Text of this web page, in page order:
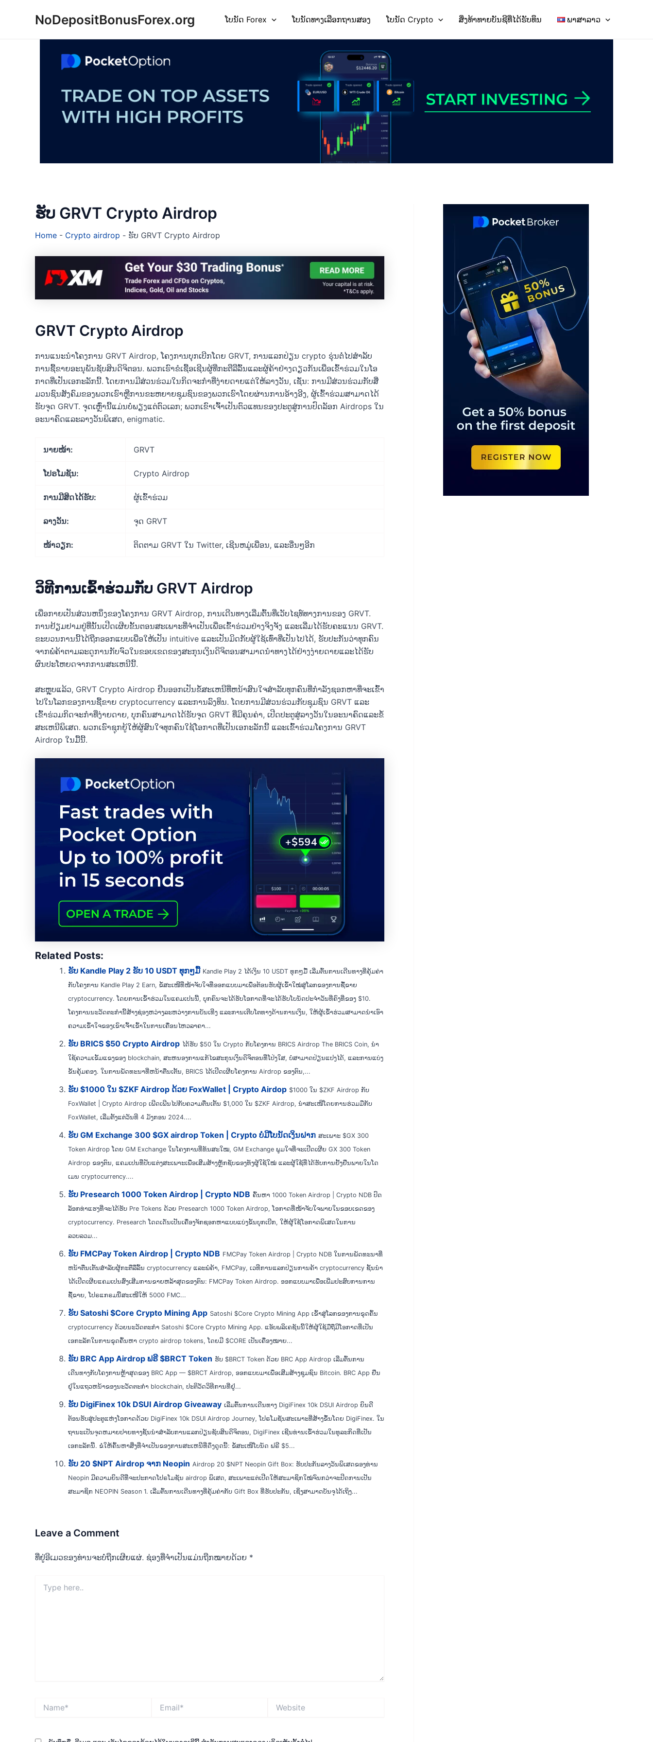
NoDepositBonusForex.org ໂບນັດ Forex ໂບນັດທາງເລືອກຖານສອງ ໂບນັດ Crypto ສິ່ງທ້າທາຍບັນຊີທີ່ໄດ້ຮັບທຶນ ພາສາລາວ
ຮັບ GRVT Crypto Airdrop
Home - Crypto airdrop - ຮັບ GRVT Crypto Airdrop
GRVT Crypto Airdrop
ການແນະນໍາໂຄງການ GRVT Airdrop, ໂຄງການບຸກເບີກໂດຍ GRVT, ການແລກປ່ຽນ crypto ຮຸ່ນຕໍ່ໄປສໍາລັບ
ການຊື້ຂາຍອະນຸພັນຊັບສິນດິຈິຕອນ. ພວກ​ເຮົາ​ຂໍ​ເຊື້ອ​ເຊີນ​ຜູ້​ທີ່​ກະ​ຕື​ລື​ລົ້ນ​ແລະ​ຜູ້​ຄ້າ​ຢ່າງ​ດຽວ​ກັນ​ເພື່ອ​ເຂົ້າ​ຮ່ວມ​ໃນ​ໂອ​
ກາດ​ທີ່​ເປັນ​ເອ​ກະ​ລັກ​ນີ້​. ໂດຍການມີສ່ວນຮ່ວມໃນກິດຈະກໍາທີ່ງ່າຍດາຍແຕ່ໃຫ້ລາງວັນ, ເຊັ່ນ: ການມີສ່ວນຮ່ວມກັບສື່
ມວນຊົນສັງຄົມຂອງພວກເຮົາຫຼືການຂະຫຍາຍຊຸມຊົນຂອງພວກເຮົາໂດຍຜ່ານການອ້າງອີງ, ຜູ້ເຂົ້າຮ່ວມສາມາດໄດ້
ຮັບຈຸດ GRVT. ຈຸດເຫຼົ່ານີ້ແມ່ນບໍ່ພຽງແຕ່ຕົວເລກ; ພວກເຂົາເຈົ້າເປັນຕົວແທນຂອງປະຕູສູ່ການປົດລັອກ Airdrops ໃນ
ອະນາຄົດແລະລາງວັນພິເສດ, enigmatic.
ນາຍໜ້າ: GRVT
ໂປຣໂມຊັນ: Crypto Airdrop
ການມີສິດໄດ້ຮັບ: ຜູ້ເຂົ້າຮ່ວມ
ລາງວັນ: ຈຸດ GRVT
ໜ້າວຽກ: ຕິດຕາມ GRVT ໃນ Twitter, ເຊີນຫມູ່ເພື່ອນ, ແລະອື່ນໆອີກ
ວິທີການເຂົ້າຮ່ວມກັບ GRVT Airdrop
ເພື່ອກາຍເປັນສ່ວນຫນຶ່ງຂອງໂຄງການ GRVT Airdrop, ການເດີນທາງເລີ່ມຕົ້ນທີ່ເວັບໄຊທ໌ທາງການຂອງ GRVT.
ການຢ້ຽມຢາມຢູ່ທີ່ນັ້ນເປີດເຜີຍຂັ້ນຕອນສະເພາະທີ່ຈໍາເປັນເພື່ອເຂົ້າຮ່ວມຢ່າງຈິງຈັງ ແລະເລີ່ມໄດ້ຮັບຄະແນນ GRVT.
ຂະບວນການນີ້ໄດ້ຖືກອອກແບບເພື່ອໃຫ້ເປັນ intuitive ແລະເປັນມິດກັບຜູ້ໃຊ້ເທົ່າທີ່ເປັນໄປໄດ້, ຮັບປະກັນວ່າທຸກຄົນ
ຈາກພໍ່ຄ້າຕາມລະດູການກັບຈົວໃນຂອບເຂດຂອງສະກຸນເງິນດິຈິຕອນສາມາດນໍາທາງໄດ້ຢ່າງງ່າຍດາຍແລະໄດ້ຮັບ
ຜົນປະໂຫຍດຈາກການສະເຫນີນີ້.
ສະຫຼຸບແລ້ວ, GRVT Crypto Airdrop ຢືນອອກເປັນຂໍ້ສະເຫນີທີ່ຫນ້າສົນໃຈສໍາລັບທຸກຄົນທີ່ກໍາລັງຊອກຫາທີ່ຈະເຂົ້າ
ໄປໃນໂລກຂອງການຊື້ຂາຍ cryptocurrency ແລະການລົງທຶນ. ໂດຍການມີສ່ວນຮ່ວມກັບຊຸມຊົນ GRVT ແລະ
ເຂົ້າຮ່ວມກິດຈະກໍາທີ່ງ່າຍດາຍ, ບຸກຄົນສາມາດໄດ້ຮັບຈຸດ GRVT ທີ່ມີຄຸນຄ່າ, ເປີດປະຕູສູ່ລາງວັນໃນອະນາຄົດແລະຂໍ້
ສະເຫນີພິເສດ. ພວກເຮົາຊຸກຍູ້ໃຫ້ຜູ້ສົນໃຈທຸກຄົນໃຊ້ໂອກາດທີ່ເປັນເອກະລັກນີ້ ແລະເຂົ້າຮ່ວມໂຄງການ GRVT
Airdrop ໃນມື້ນີ້.
Related Posts:
ຮັບ Kandle Play 2 ຮັບ 10 USDT ທຸກໆມື້ Kandle Play 2 ໄດ້ເງິນ 10 USDT ທຸກໆມື້ ເລີ່ມຕົ້ນການເດີນທາງທີ່ຄຸ້ມຄ່າ
ກັບໂຄງການ Kandle Play 2 Earn, ຂໍ້ສະເໜີທີ່ໜ້າຈັບໃຈທີ່ອອກແບບມາເພື່ອຕ້ອນຮັບຜູ້ເຂົ້າໃໝ່ສູ່ໂລກຂອງການຊື້ຂາຍ
cryptocurrency. ໂດຍການເຂົ້າຮ່ວມໃນແຄມເປນນີ້, ບຸກຄົນຈະໄດ້ຮັບໂອກາດທີ່ຈະໄດ້ຮັບໂບນັດປະຈຳວັນທີ່ຄົງທີ່ຂອງ $10.
ໂຄງການນະວັດຕະກໍານີ້ສ້າງຊ່ອງຫວ່າງລະຫວ່າງການບັນເທີງ ແລະການເຕີບໂຕທາງດ້ານການເງິນ, ໃຫ້ຜູ້ເຂົ້າຮ່ວມສາມາດນໍາເອົາ
ຄວາມເຂົ້າໃຈຂອງເຂົາເຈົ້າເຂົ້າໃນການເຄື່ອນໄຫວລາຄາ...
ຮັບ BRICS $50 Crypto Airdrop ໄດ້ຮັບ $50 ໃນ Crypto ກັບໂຄງການ BRICS Airdrop The BRICS Coin, ນໍາ
ໃຊ້ຄວາມເຂັ້ມແຂງຂອງ blockchain, ສະຫນອງການແກ້ໄຂສະກຸນເງິນດິຈິຕອນທີ່ໂປ່ງໃສ, ບໍ່ສາມາດປ່ຽນແປງໄດ້, ແລະການແບ່ງ
ຂັ້ນຄຸ້ມຄອງ. ໃນການພັດທະນາທີ່ຫນ້າຕື່ນເຕັ້ນ, BRICS ໄດ້ເປີດເຜີຍໂຄງການ Airdrop ຂອງຕົນ,...
ຮັບ $1000 ໃນ $ZKF Airdrop ດ້ວຍ FoxWallet | Crypto Airdop $1000 ໃນ $ZKF Airdrop ກັບ
FoxWallet | Crypto Airdrop ເພີດເພີນໄປກັບຄວາມຕື່ນເຕັ້ນ $1,000 ໃນ $ZKF Airdrop, ນຳສະເໜີໂດຍການຮ່ວມມືກັບ
FoxWallet, ເລີ່ມຕັ້ງແຕ່ວັນທີ 4 ມັງກອນ 2024....
ຮັບ GM Exchange 300 $GX airdrop Token | Crypto ບໍ່ມີໂບນັດເງິນຝາກ ສະເພາະ $GX 300
Token Airdrop ໂດຍ GM Exchange ໃນໂຄງການທີ່ທັນສະໃໝ, GM Exchange ພູມໃຈທີ່ຈະເປີດເຜີຍ GX 300 Token
Airdrop ຂອງຕົນ, ແຄມເປນທີ່ປັບແຕ່ງສະເພາະເພື່ອເສີມສ້າງຫຼັກຊັບຂອງທັງຜູ້ໃຊ້ໃໝ່ ແລະຜູ້ໃຊ້ທີ່ໄດ້ຮັບການຢັ້ງຢືນພາຍໃນໂດ
ເມນ cryptocurrency....
ຮັບ Presearch 1000 Token Airdrop | Crypto NDB ຄົ້ນຫາ 1000 Token Airdrop | Crypto NDB ປົດ
ລັອກທ່າແຮງທີ່ຈະໄດ້ຮັບ Pre Tokens ດ້ວຍ Presearch 1000 Token Airdrop, ໂອກາດທີ່ໜ້າຈັບໃຈພາຍໃນຂອບເຂດຂອງ
cryptocurrency. Presearch ໂດດເດັ່ນເປັນເຄື່ອງຈັກຊອກຫາແບບແບ່ງຂັ້ນບຸກເບີກ, ໃຫ້ຜູ້ໃຊ້ໂອກາດພິເສດໃນການ
ລວບລວມ...
ຮັບ FMCPay Token Airdrop | Crypto NDB FMCPay Token Airdrop | Crypto NDB ໃນການພັດທະນາທີ່
ຫນ້າຕື່ນເຕັ້ນສໍາລັບຜູ້ກະຕືລືລົ້ນ cryptocurrency ແລະພໍ່ຄ້າ, FMCPay, ເວທີການແລກປ່ຽນການຄ້າ cryptocurrency ຊັ້ນນໍາ
ໄດ້ເປີດເຜີຍແຄມເປນສົ່ງເສີມການຂາຍຫລ້າສຸດຂອງຕົນ: FMCPay Token Airdrop. ອອກແບບມາເພື່ອເພີ່ມປະສົບການການ
ຊື້ຂາຍ, ໂປຣແກຣມນີ້ສະເໜີໃຫ້ 5000 FMC...
ຮັບ Satoshi $Core Crypto Mining App Satoshi $Core Crypto Mining App ເຂົ້າສູ່ໂລກຂອງການຂຸດຄົ້ນ
cryptocurrency ດ້ວຍນະວັດຕະກໍາ Satoshi $Core Crypto Mining App. ແອັບພລິເຄຊັນນີ້ໃຫ້ຜູ້ໃຊ້ມືຖືມີໂອກາດທີ່ເປັນ
ເອກະລັກໃນການຂຸດຄົ້ນຫາ crypto airdrop tokens, ໂດຍມີ $CORE ເປັນເຄື່ອງໝາຍ...
ຮັບ BRC App Airdrop ຟຣີ $BRCT Token ຮັບ $BRCT Token ດ້ວຍ BRC App Airdrop ເລີ່ມຕົ້ນການ
ເດີນທາງກັບໂຄງການຫຼ້າສຸດຂອງ BRC App — $BRCT Airdrop, ອອກແບບມາເພື່ອເສີມສ້າງຊຸມຊົນ Bitcoin. BRC App ຢືນ
ຢູ່ໃນແຖວຫນ້າຂອງນະວັດຕະກໍາ blockchain, ປະຕິວັດວິທີການທີ່ຢູ່...
ຮັບ DigiFinex 10k DSUI Airdrop Giveaway ເລີ່ມຕົ້ນການເດີນທາງ DigiFinex 10k DSUI Airdrop ຍິນດີ
ຕ້ອນຮັບສູ່ປະຕູແຫ່ງໂອກາດດ້ວຍ DigiFinex 10k DSUI Airdrop Journey, ໂປຣໂມຊັນສະເພາະທີ່ສ້າງຂຶ້ນໂດຍ DigiFinex. ໃນ
ຖານະເປັນຈຸດຫມາຍປາຍທາງຊັ້ນນໍາສໍາລັບການແລກປ່ຽນຊັບສິນດິຈິຕອນ, DigiFinex ເຊີນທ່ານເຂົ້າຮ່ວມໃນທຸລະກິດທີ່ເປັນ
ເອກະລັກນີ້. ຂໍໃຫ້ຄົ້ນຫາສິ່ງທີ່ຈໍາເປັນຂອງການສະເຫນີທີ່ດຶງດູດນີ້: ຂໍ້ສະເໜີໂບນັດ ຟຣີ $5...
ຮັບ 20 $NPT Airdrop ຈາກ Neopin Airdrop 20 $NPT Neopin Gift Box: ຮັບປະກັນລາງວັນພິເສດຂອງທ່ານ
Neopin ມີຄວາມຍິນດີທີ່ຈະປະກາດໂປຣໂມຊັນ airdrop ພິເສດ, ສະເພາະແຕ່ເປີດໃຫ້ສະມາຊິກໃໝ່ຈົນກວ່າຈະປິດການເປັນ
ສະມາຊິກ NEOPIN Season 1. ເລີ່ມຕົ້ນການເດີນທາງທີ່ຄຸ້ມຄ່າກັບ Gift Box ທີ່ຮັບປະກັນ, ເຊິ່ງສາມາດບັນຈຸໄດ້ເຖິງ...
Leave a Comment
ທີ່ຢູ່ອີເມວຂອງທ່ານຈະບໍ່ຖືກເຜີຍແຜ່. ຊ່ອງທີ່ຈຳເປັນແມ່ນຖືກໝາຍດ້ວຍ *
here..